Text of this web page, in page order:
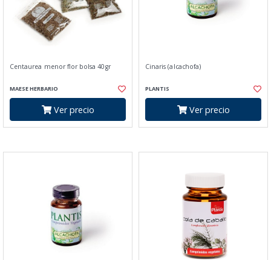
Centaurea menor flor bolsa 40gr
MAESE HERBARIO
Ver precio
Cinaris (alcachofa)
PLANTIS
Ver precio